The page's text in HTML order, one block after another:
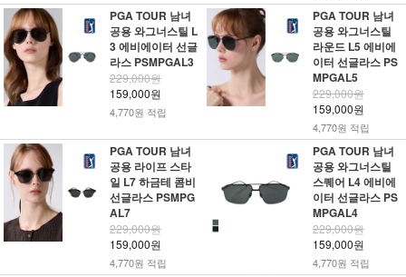
PGA TOUR 남녀
공용 와그너스틸 L
3 에비에이터 선글
라스 PSMPGAL3
229,000원
159,000원
4,770원 적립
PGA TOUR 남녀
공용 와그너스틸
라운드 L5 에비에
이터 선글라스 PS
MPGAL5
229,000원
159,000원
4,770원 적립
PGA TOUR 남녀
공용 라이프 스타
일 L7 하금테 콤비
선글라스 PSMPG
AL7
229,000원
159,000원
4,770원 적립
PGA TOUR 남녀
공용 와그너스틸
스퀘어 L4 에비에
이터 선글라스 PS
MPGAL4
229,000원
159,000원
4,770원 적립